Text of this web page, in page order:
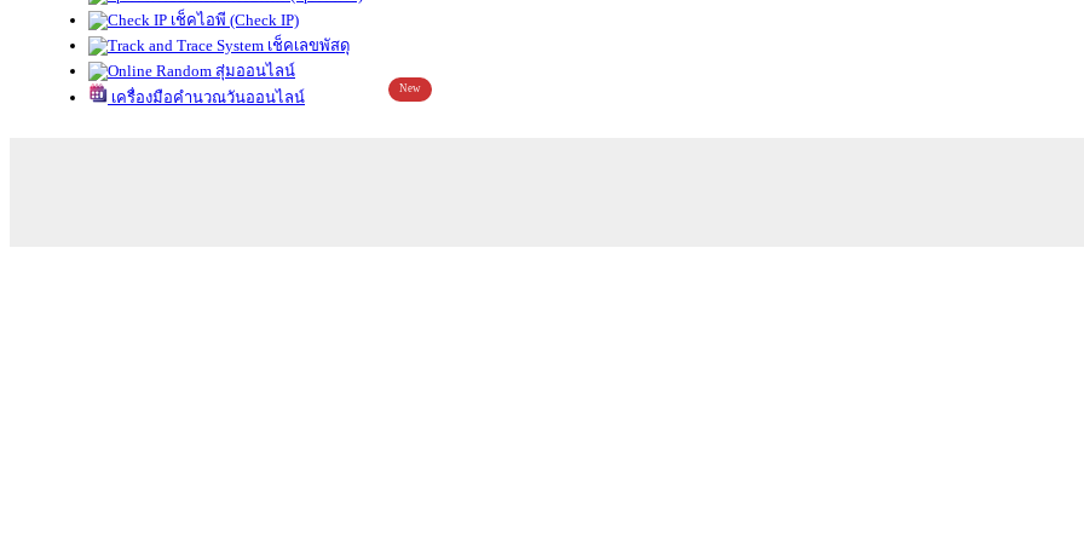
เช็คไอพี (Check IP)
เช็คเลขพัสดุ
สุ่มออนไลน์
เครื่องมือคำนวณวันออนไลน์
New